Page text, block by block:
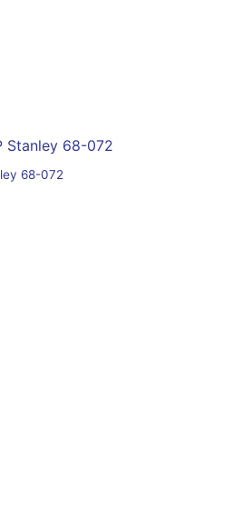
68-072